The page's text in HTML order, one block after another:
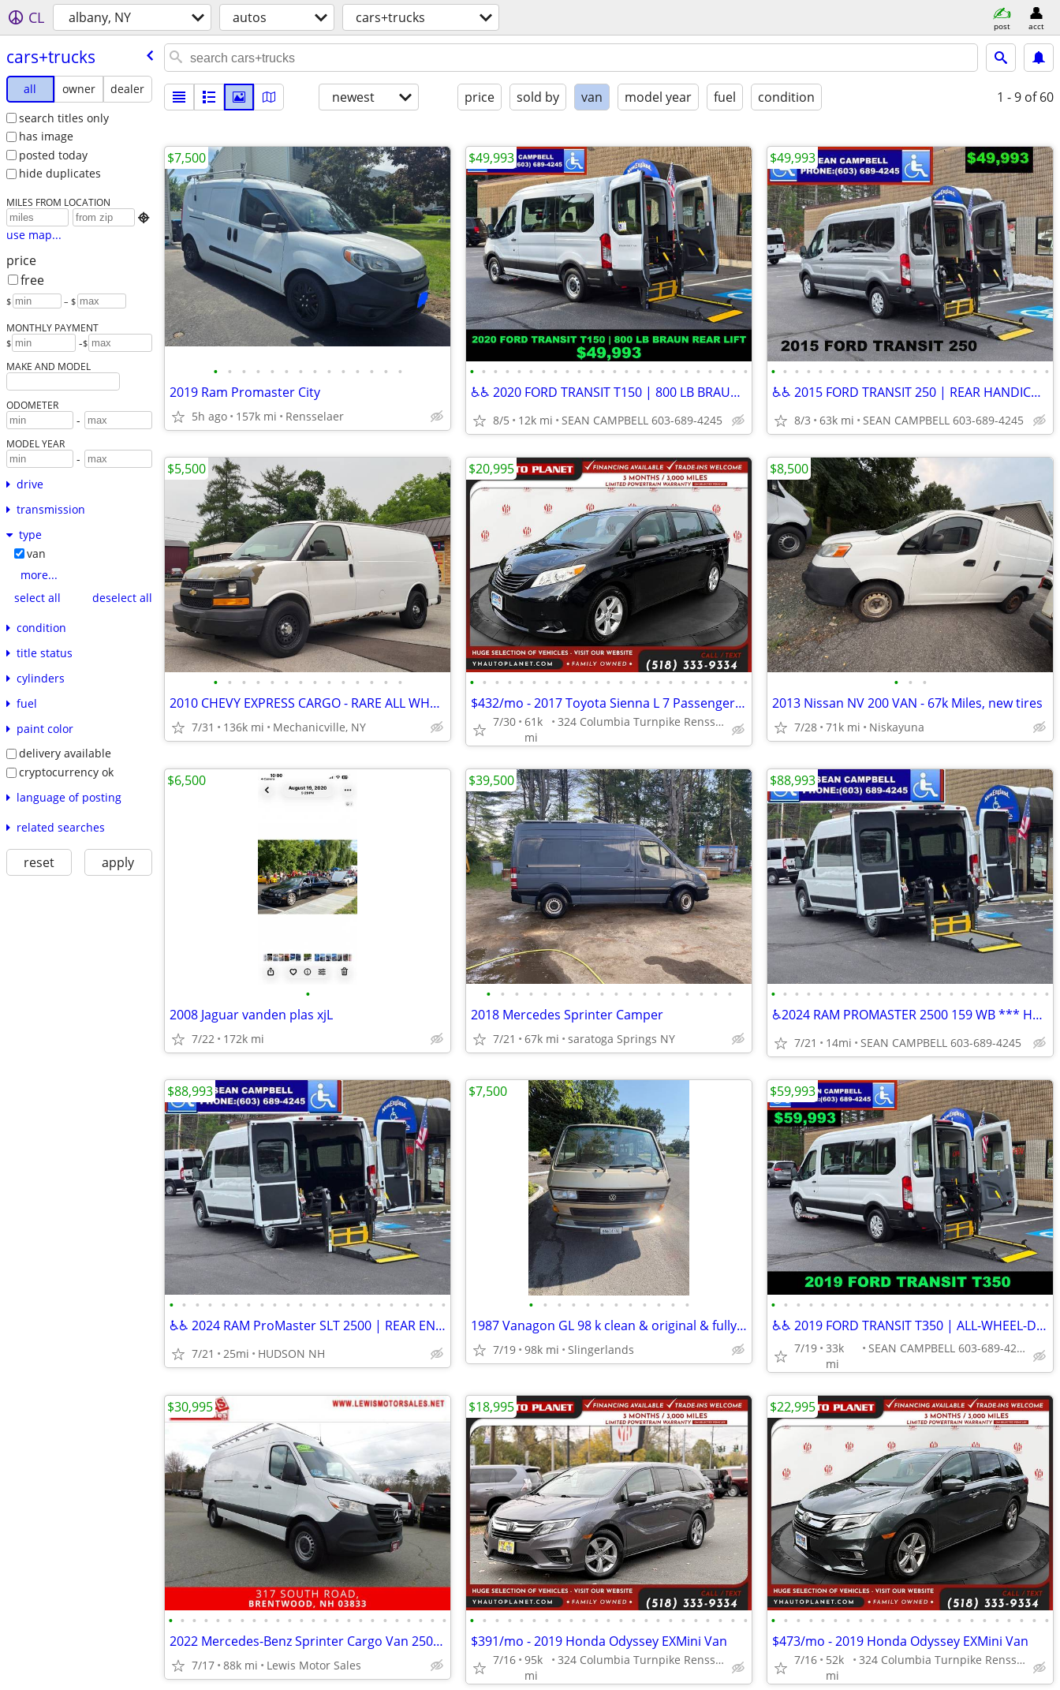
CL albany, NY autos cars+trucks post acct
cars+trucks
all owner
dealer
search titles only
has image
posted today
hide duplicates
MILES FROM LOCATION

use map...
price
free
$ – $
MONTHLY PAYMENT
$ -$
MAKE AND MODEL
ODOMETER
-
MODEL YEAR
-
drive
transmission
type
van
more...
select all
deselect all
condition
title status
cylinders
fuel
paint color
delivery available
cryptocurrency ok
language of posting
related searches
reset apply
newest price sold by van model year fuel condition 1 - 9 of 60
• • • • • • • • • • • • • •
2019 Ram Promaster City
5h ago 157k mi Rensselaer
$7,500
• • • • • • • • • • • • • • • • • • • • • • • •
♿♿ 2020 FORD TRANSIT T150 | 800 LB BRAUN REAR LIFT ♿♿
8/5 12k mi SEAN CAMPBELL 603-689-4245
$49,993
• • • • • • • • • • • • • • • • • • • • • • • •
♿♿ 2015 FORD TRANSIT 250 | REAR HANDICAP ENTRY BARN DOORS ♿♿
8/3 63k mi SEAN CAMPBELL 603-689-4245
$49,993
• • • • • • • • • • • • • •
2010 CHEVY EXPRESS CARGO - RARE ALL WHEEL DRIVE. RUNS/DRIVES EXC.
7/31 136k mi Mechanicville, NY
$5,500
• • • • • • • • • • • • • • • • • • • • • • •
$432/mo - 2017 Toyota Sienna L 7 PassengerMini Van
7/30 61k
mi
324 Columbia Turnpike Rensselaer NY 12144
$20,995
• • •
2013 Nissan NV 200 VAN - 67k Miles, new tires
7/28 71k mi Niskayuna
$8,500
•
2008 Jaguar vanden plas xjL
7/22 172k mi
$6,500
• • • • • • • • • • • • • • • • • •
2018 Mercedes Sprinter Camper
7/21 67k mi saratoga Springs NY
$39,500
• • • • • • • • • • • • • • • • • • • • • • • •
♿2024 RAM PROMASTER 2500 159 WB *** HANDICAP VAN ***♿
7/21 14mi SEAN CAMPBELL 603-689-4245
$88,993
• • • • • • • • • • • • • • • • • • • • • •
♿♿ 2024 RAM ProMaster SLT 2500 | REAR ENTRY | HIGH ROOF CARGO ♿♿
7/21 25mi HUDSON NH
$88,993
• • • • • • • • • • • •
1987 Vanagon GL 98 k clean & original & fully running
7/19 98k mi Slingerlands
$7,500
• • • • • • • • • • • • • • • • • • • • • • •
♿♿ 2019 FORD TRANSIT T350 | ALL-WHEEL-DRIVE| BUILT FOR PURPOSE ♿♿
7/19 33k
mi
SEAN CAMPBELL 603-689-4245
$59,993
• • • • • • • • • • • • • • • • • • • • • • • •
2022 Mercedes-Benz Sprinter Cargo Van 2500 High Roof I4 Gas 170 Carg
7/17 88k mi Lewis Motor Sales
$30,995
• • • • • • • • • • • • • • • • • • • • • • •
$391/mo - 2019 Honda Odyssey EXMini Van
7/16 95k
mi
324 Columbia Turnpike Rensselaer NY 12144
$18,995
• • • • • • • • • • • • • • • • • • • • • • •
$473/mo - 2019 Honda Odyssey EXMini Van
7/16
52k
mi
324 Columbia Turnpike Rensselaer NY 12144
$22,995